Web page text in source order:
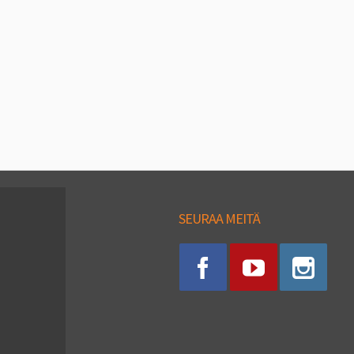
SEURAA MEITÄ